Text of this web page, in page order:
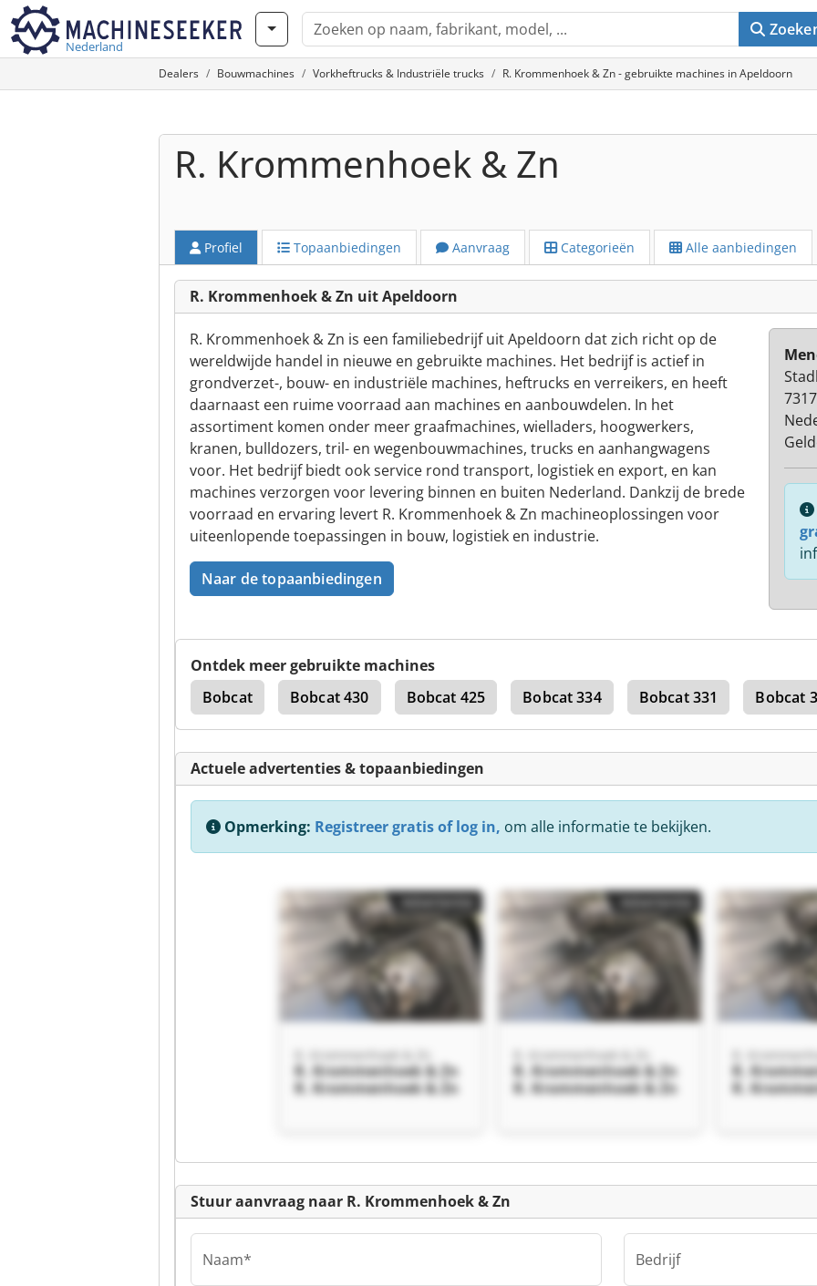
Nederland
Dealers Bouwmachines Vorkheftrucks & Industriële trucks R. Krommenhoek & Zn - gebruikte machines in Apeldoorn
R. Krommenhoek & Zn
Profiel Topaanbiedingen Aanvraag Categorieën Alle aanbiedingen
R. Krommenhoek & Zn uit Apeldoorn
R. Krommenhoek & Zn is een familiebedrijf uit Apeldoorn dat zich richt op de
wereldwijde handel in nieuwe en gebruikte machines. Het bedrijf is actief in
grondverzet-, bouw- en industriële machines, heftrucks en verreikers, en heeft
daarnaast een ruime voorraad aan machines en aanbouwdelen. In het
assortiment komen onder meer graafmachines, wielladers, hoogwerkers,
kranen, bulldozers, tril- en wegenbouwmachines, trucks en aanhangwagens
voor. Het bedrijf biedt ook service rond transport, logistiek en export, en kan
machines verzorgen voor levering binnen en buiten Nederland. Dankzij de brede
voorraad en ervaring levert R. Krommenhoek & Zn machineoplossingen voor
uiteenlopende toepassingen in bouw, logistiek en industrie.
Naar de topaanbiedingen
Ontdek meer gebruikte machines
Bobcat
Bobcat 430 Bobcat 425 Bobcat 334 Bobcat 331 Bobcat
Actuele advertenties & topaanbiedingen
Opmerking: Registreer gratis of log in, om alle informatie te bekijken.
R. Krommenhoek & Zn
R. Krommenhoek & Zn
R. Krommenhoek & Zn
R. Krommenhoek & Zn
R. Krommenhoek & Zn
R. Krommenhoek & Zn
R.
R.
R.
Stuur aanvraag naar R. Krommenhoek & Zn
Naam* Bedrijf